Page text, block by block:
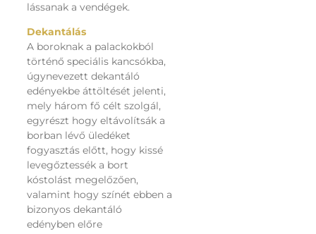
lássanak a vendégek.
Dekantálás
A boroknak a palackokból
történő speciális kancsókba,
úgynevezett dekantáló
edényekbe áttöltését jelenti,
mely három fő célt szolgál,
egyrészt hogy eltávolítsák a
borban lévő üledéket
fogyasztás előtt, hogy kissé
levegőztessék a bort
kóstolást megelőzően,
valamint hogy színét ebben a
bizonyos dekantáló
edényben előre